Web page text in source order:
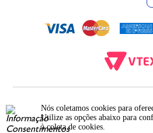
Nós coletamos cookies para
Utilize as opções abaixo para
à coleta de cookies.
12.093.445/0002-
RUA JUMECY RODRIGUES GOMES, 331 -
JANEIRO. CEP.: